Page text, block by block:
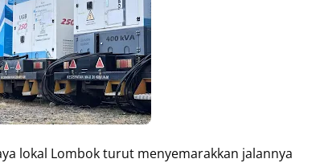
lokal Lombok turut menyemarakkan jalannya